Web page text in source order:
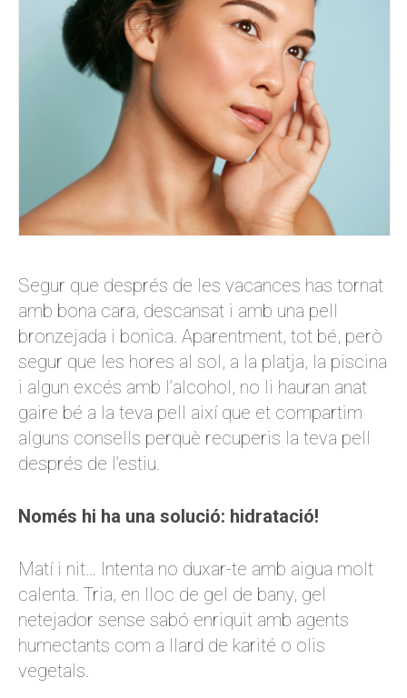
Segur que després de les vacances has tornat
amb bona cara, descansat i amb una pell
bronzejada i bonica. Aparentment, tot bé, però
segur que les hores al sol, a la platja, la piscina
i algun excés amb l’alcohol, no li hauran anat
gaire bé a la teva pell així que et compartim
alguns consells perquè recuperis la teva pell
després de l’estiu.
Només hi ha una solució: hidratació!
Matí i nit… Intenta no duxar-te amb aigua molt
calenta. Tria, en lloc de gel de bany, gel
netejador sense sabó enriquit amb agents
humectants com a llard de karité o olis
vegetals.